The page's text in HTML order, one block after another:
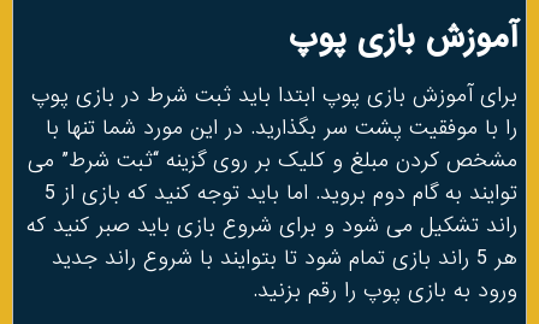
آموزش بازی پوپ
برای آموزش بازی پوپ ابتدا باید ثبت شرط در بازی پوپ
را با موفقیت پشت سر بگذارید. در این مورد شما تنها با
مشخص کردن مبلغ و کلیک بر روی گزینه “ثبت شرط” می
توایند به گام دوم بروید. اما باید توجه کنید که بازی از 5
راند تشکیل می شود و برای شروع بازی باید صبر کنید که
هر 5 راند بازی تمام شود تا بتوایند با شروع راند جدید
ورود به بازی پوپ را رقم بزنید.